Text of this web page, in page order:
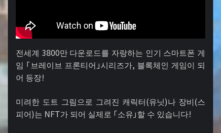
전세계 3800만 다운로드를 자랑하는 인기 스마트폰 게
임 「브레이브 프론티어」시리즈가, 블록체인 게임이 되
어 등장!
미려한 도트 그림으로 그려진 캐릭터(유닛)나 장비(스
피어)는 NFT가 되어 실제로 「소유」할 수 있습니다!